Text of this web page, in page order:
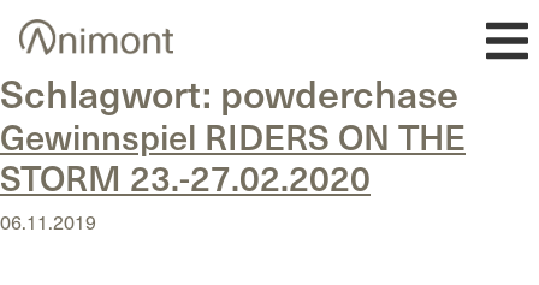
Skip
Schlagwort: powderchase
Gewinnspiel RIDERS ON THE
STORM 23.-27.02.2020
06.11.2019